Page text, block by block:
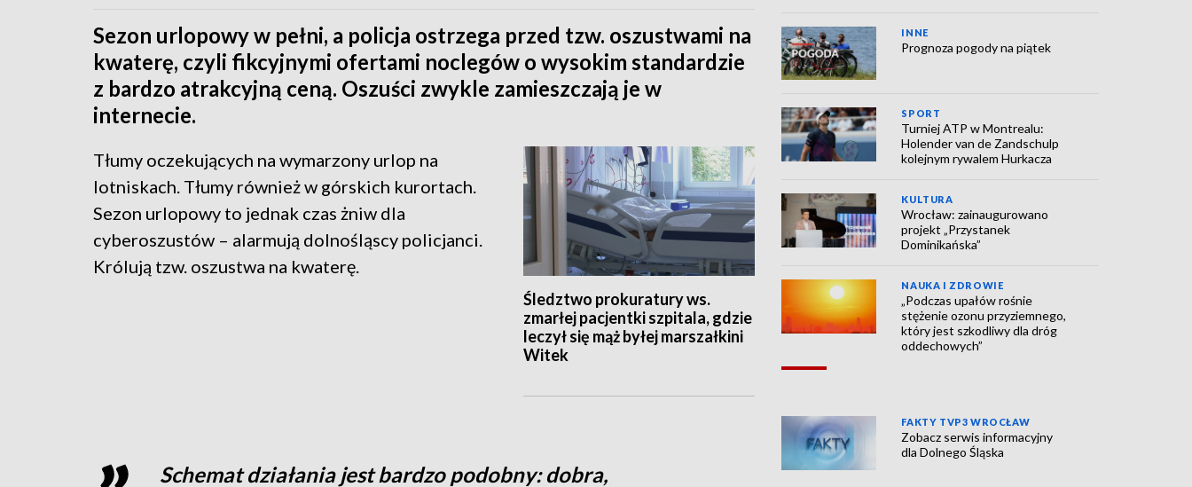
Sezon urlopowy w pełni, a policja ostrzega przed tzw. oszustwami na
kwaterę, czyli fikcyjnymi ofertami noclegów o wysokim standardzie
z bardzo atrakcyjną ceną. Oszuści zwykle zamieszczają je w
internecie.
Śledztwo prokuratury ws.
zmarłej pacjentki szpitala, gdzie
leczył się mąż byłej marszałkini
Witek
Tłumy oczekujących na wymarzony urlop na
lotniskach. Tłumy również w górskich kurortach.
Sezon urlopowy to jednak czas żniw dla
cyberoszustów – alarmują dolnośląscy policjanci.
Królują tzw. oszustwa na kwaterę.
Schemat działania jest bardzo podobny: dobra,
INNE
Prognoza pogody na piątek
SPORT
Turniej ATP w Montrealu:
Holender van de Zandschulp
kolejnym rywalem Hurkacza
KULTURA
Wrocław: zainaugurowano
projekt „Przystanek
Dominikańska”
NAUKA I ZDROWIE
„Podczas upałów rośnie
stężenie ozonu przyziemnego,
który jest szkodliwy dla dróg
oddechowych”
FAKTY TVP3 WROCŁAW
Zobacz serwis informacyjny
dla Dolnego Śląska